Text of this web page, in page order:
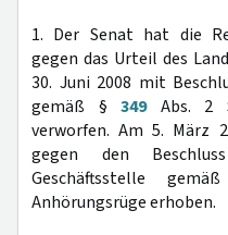
1. Der Senat hat die
gegen das Urteil des
30. Juni 2008 mit
gemäß §349Abs. 2
verworfen. Am 5. März
gegen den
Geschäftsstelle
Anhörungsrüge erhoben.